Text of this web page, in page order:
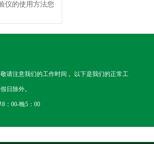
仪的使用方法您
请注意我们的工作时间 。以下是我们的正常工
日除外。
：00-晚5：00